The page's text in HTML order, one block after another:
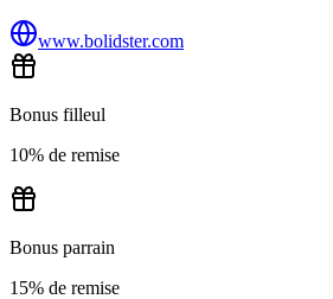
www.bolidster.com
Bonus filleul
10% de remise
Bonus parrain
15% de remise